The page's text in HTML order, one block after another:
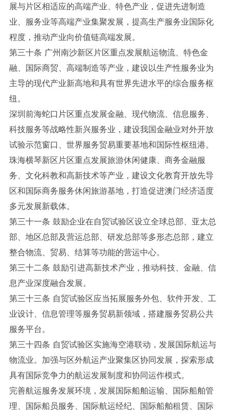
展与片区相适应的高端产业、特色产业，促进先进制造
业、服务业等高端产业集聚发展，提高生产服务业国际化
程度，推动产业向价值链高端发展。
第三十条 广州南沙新区片区重点发展航运物流、特色金
融、国际商贸、高端制造等产业，建设以生产性服务业为
主导的现代产业新高地和具有世界先进水平的综合服务枢
纽。
深圳前海蛇口片区重点发展金融、现代物流、信息服务、
科技服务等战略性新兴服务业，建设我国金融业对外开放
试验示范窗口、世界服务贸易重要基地和国际性枢纽港。
珠海横琴新区片区重点发展旅游休闲健康、商务金融服
务、文化科教和高新技术等产业，建设文化教育开放先导
区和国际商务服务休闲旅游基地，打造促进澳门经济适度
多元发展新载体。
第三十一条 鼓励企业在自贸试验区设立全球总部、亚太总
部、地区总部及营运总部、研发总部等多形态总部，建立
整合物流、贸易、结算等功能的营运中心。
第三十二条 鼓励引进高新技术产业，推动科技、金融、信
息产业深度融合发展。
第三十三条 自贸试验区应当拓展服务外包、软件开发、工
业设计、信息管理等服务贸易新领域，搭建服务贸易公共
服务平台。
第三十四条 自贸试验区实施海空港联动，发展国际航运与
物流业。加强与区外航运产业聚集区协同发展，探索形成
具有国际竞争力的航运发展制度和协同运作模式。
完善航运服务发展环境，发展国际船舶运输、国际船舶管
理、国际船员服务、国际航运经纪、国际船舶租赁、国际